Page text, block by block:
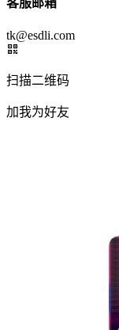
客服邮箱
tk@esdli.com
扫描二维码
加我为好友